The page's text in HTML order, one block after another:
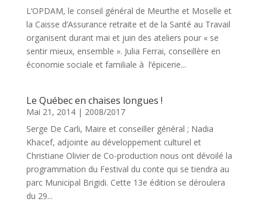
L‘OPDAM, le conseil général de Meurthe et Moselle et
la Caisse d‘Assurance retraite et de la Santé au Travail
organisent durant mai et juin des ateliers pour « se
sentir mieux, ensemble ». Julia Ferrai, conseillère en
économie sociale et familiale à l‘épicerie...
Le Québec en chaises longues !
Mai 21, 2014| 2008/2017
Serge De Carli, Maire et conseiller général ; Nadia
Khacef, adjointe au développement culturel et
Christiane Olivier de Co-production nous ont dévoilé la
programmation du Festival du conte qui se tiendra au
parc Municipal Brigidi. Cette 13e édition se déroulera
du 29...